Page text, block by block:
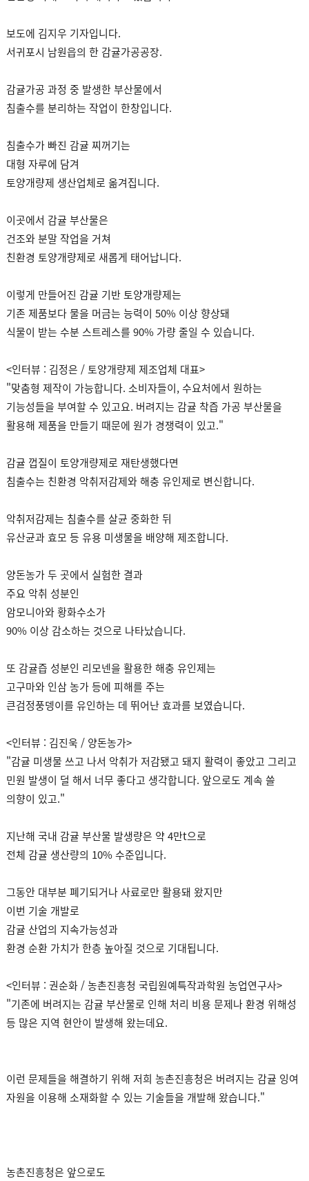
보도에 김지우 기자입니다.
서귀포시 남원읍의 한 감귤가공공장.
감귤가공 과정 중 발생한 부산물에서
침출수를 분리하는 작업이 한창입니다.
침출수가 빠진 감귤 찌꺼기는
대형 자루에 담겨
토양개량제 생산업체로 옮겨집니다.
이곳에서 감귤 부산물은
건조와 분말 작업을 거쳐
친환경 토양개량제로 새롭게 태어납니다.
이렇게 만들어진 감귤 기반 토양개량제는
기존 제품보다 물을 머금는 능력이 50% 이상 향상돼
식물이 받는 수분 스트레스를 90% 가량 줄일 수 있습니다.
<인터뷰 : 김정은 / 토양개량제 제조업체 대표>
"맞춤형 제작이 가능합니다. 소비자들이, 수요처에서 원하는
기능성들을 부여할 수 있고요. 버려지는 감귤 착즙 가공 부산물을
활용해 제품을 만들기 때문에 원가 경쟁력이 있고."
감귤 껍질이 토양개량제로 재탄생했다면
침출수는 친환경 악취저감제와 해충 유인제로 변신합니다.
악취저감제는 침출수를 살균 중화한 뒤
유산균과 효모 등 유용 미생물을 배양해 제조합니다.
양돈농가 두 곳에서 실험한 결과
주요 악취 성분인
암모니아와 황화수소가
90% 이상 감소하는 것으로 나타났습니다.
또 감귤즙 성분인 리모넨을 활용한 해충 유인제는
고구마와 인삼 농가 등에 피해를 주는
큰검정풍뎅이를 유인하는 데 뛰어난 효과를 보였습니다.
<인터뷰 : 김진욱 / 양돈농가>
"감귤 미생물 쓰고 나서 악취가 저감됐고 돼지 활력이 좋았고 그리고
민원 발생이 덜 해서 너무 좋다고 생각합니다. 앞으로도 계속 쓸
의향이 있고."
지난해 국내 감귤 부산물 발생량은 약 4만t으로
전체 감귤 생산량의 10% 수준입니다.
그동안 대부분 폐기되거나 사료로만 활용돼 왔지만
이번 기술 개발로
감귤 산업의 지속가능성과
환경 순환 가치가 한층 높아질 것으로 기대됩니다.
<인터뷰 : 권순화 / 농촌진흥청 국립원예특작과학원 농업연구사>
"기존에 버려지는 감귤 부산물로 인해 처리 비용 문제나 환경 위해성
등 많은 지역 현안이 발생해 왔는데요.
이런 문제들을 해결하기 위해 저희 농촌진흥청은 버려지는 감귤 잉여
자원을 이용해 소재화할 수 있는 기술들을 개발해 왔습니다."
농촌진흥청은 앞으로도